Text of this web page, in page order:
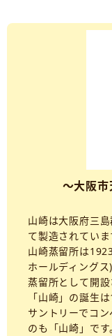
～大阪
山崎は大阪府三
て製造されていま
山崎蒸留所は
ホールディング
蒸留所として開設
「山崎」の誕生
サントリーでコ
のも「山崎」です